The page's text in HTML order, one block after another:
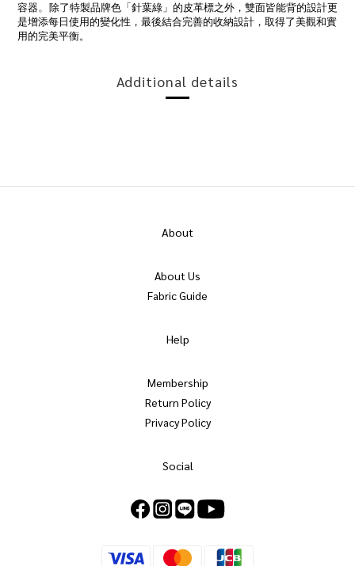
容器。 除了特製品牌色「針葉綠」的皮革標之外，雙面皆能背的設計更
是增添每日使用的變化性，最後結合完善的收納設計，取得了美觀和實
用的完美平衡。
Additional details
About
About Us
Fabric Guide
Help
Membership
Return Policy
Privacy Policy
Social